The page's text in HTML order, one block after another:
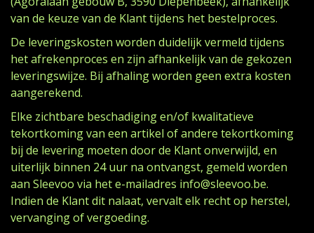
van de keuze van de Klant tijdens het bestelproces.
De leveringskosten worden duidelijk vermeld tijdens
het afrekenproces en zijn afhankelijk van de gekozen
leveringswijze. Bij afhaling worden geen extra kosten
aangerekend.
Elke zichtbare beschadiging en/of kwalitatieve
tekortkoming van een artikel of andere tekortkoming
bij de levering moeten door de Klant onverwijld, en
uiterlijk binnen 24 uur na ontvangst, gemeld worden
aan Sleevoo via het e-mailadres info@sleevoo.be.
Indien de Klant dit nalaat, vervalt elk recht op herstel,
vervanging of vergoeding.